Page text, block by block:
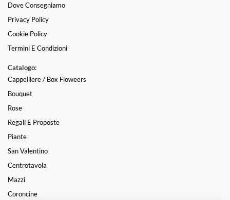
Dove Consegniamo
Privacy Policy
Cookie Policy
Termini E Condizioni
Catalogo:
Cappelliere / Box Floweers
Bouquet
Rose
Regali E Proposte
Piante
San Valentino
Centrotavola
Mazzi
Coroncine